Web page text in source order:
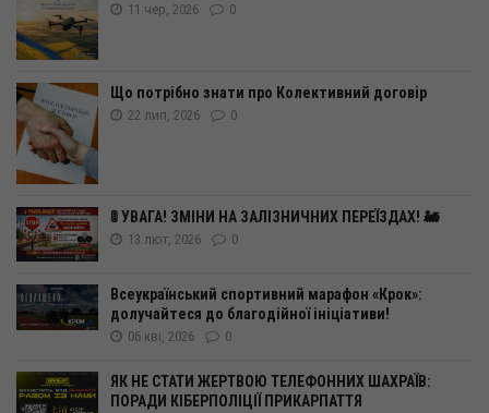
11 чер, 2026 0
Що потрібно знати про Колективний договір
22 лип, 2026 0
🚦 УВАГА! ЗМІНИ НА ЗАЛІЗНИЧНИХ ПЕРЕЇЗДАХ! 🚂
13 лют, 2026 0
Всеукраїнський спортивний марафон «Крок»:
долучайтеся до благодійної ініціативи!
06 кві, 2026 0
ЯК НЕ СТАТИ ЖЕРТВОЮ ТЕЛЕФОННИХ ШАХРАЇВ:
ПОРАДИ КІБЕРПОЛІЦІЇ ПРИКАРПАТТЯ